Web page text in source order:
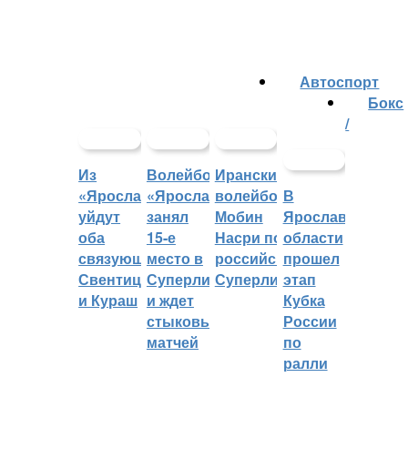
Из
«Ярославича»
уйдут
оба
связующих:
Свентицкис
и Кураш
Волейбольный
«Ярославич»
занял
15-е
место в
Суперлиге
и ждет
стыковых
матчей
Иранский
волейболист
Мобин
Насри покинет
российскую
Суперлигу
Автоспорт
В
Ярославской
области
прошел
этап
Кубка
России
по
ралли
Бокс
/